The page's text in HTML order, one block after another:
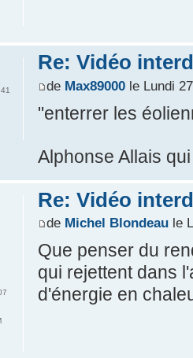
Re: Vidéo
de Max89000le Lundi
"enterrer les
Alphonse Allais
Re: Vidéo
de Michel Blondeaule
Que penser du
qui rejettent dans
d'énergie en